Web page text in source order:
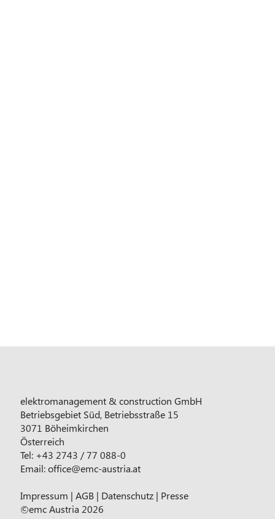
elektromanagement & construction GmbH
Betriebsgebiet Süd, Betriebsstraße 15
3071 Böheimkirchen
Österreich
Tel: +43 2743 / 77 088-0
Email:office@emc-austria.at
Impressum |AGB | Datenschutz | Presse
©emc Austria 2026